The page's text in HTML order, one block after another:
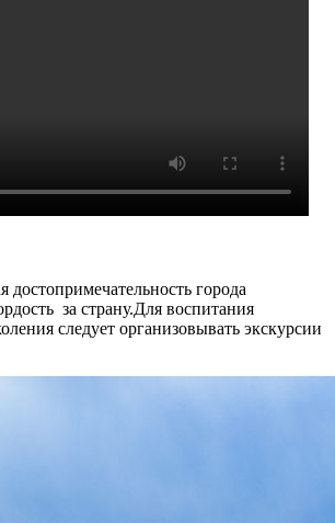
достопримечательность города
за страну.Для воспитания
следует организовывать экскурсии